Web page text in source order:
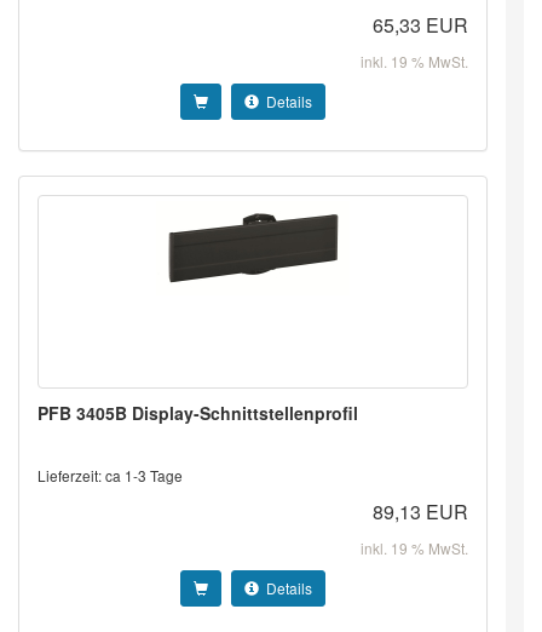
65,33 EUR
inkl. 19 % MwSt.
Details
PFB 3405B Display-Schnittstellenprofil
Lieferzeit: ca 1-3 Tage
89,13 EUR
inkl. 19 % MwSt.
Details